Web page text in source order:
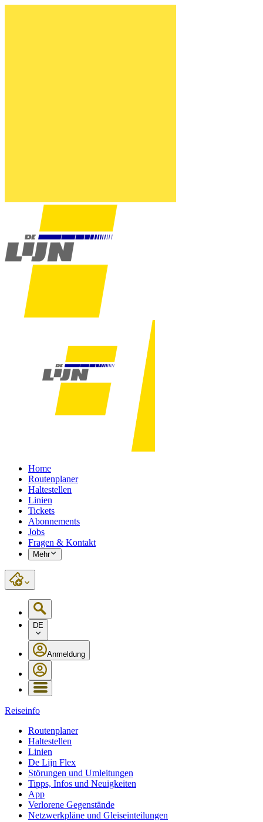
Home
Routenplaner
Haltestellen
Linien
Tickets
Abonnements
Jobs
Fragen & Kontakt
Mehr
DE
Anmeldung
Reiseinfo
Routenplaner
Haltestellen
Linien
De Lijn Flex
Störungen und Umleitungen
Tipps, Infos und Neuigkeiten
App
Verlorene Gegenstände
Netzwerkpläne und Gleiseinteilungen